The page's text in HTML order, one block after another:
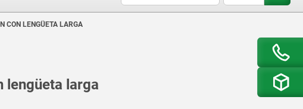
CON LENGÜETA LARGA
lengüeta larga